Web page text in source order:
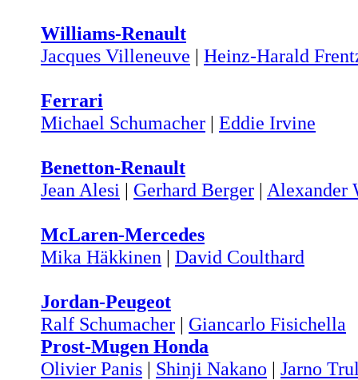
Williams-Renault
Jacques Villeneuve | Heinz-Harald
Ferrari
Michael Schumacher | Eddie Irvine
Benetton-Renault
Jean Alesi | Gerhard Berger | Alexander
McLaren-Mercedes
Mika Häkkinen | David Coulthard
Jordan-Peugeot
Ralf Schumacher | Giancarlo Fisichella
Prost-Mugen Honda
Olivier Panis | Shinji Nakano | Jarno